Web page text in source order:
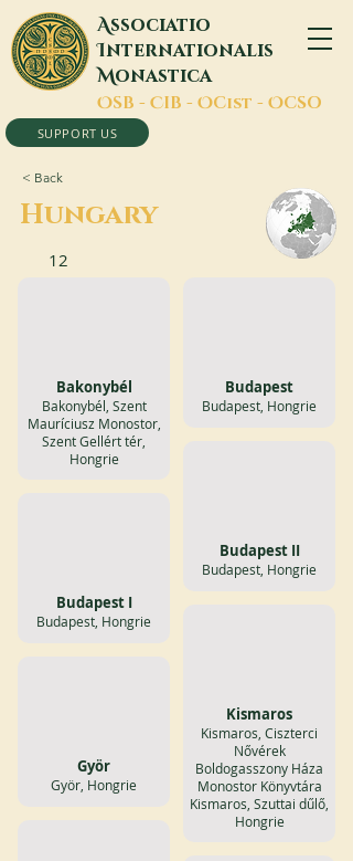
Associatio
Internationalis
Monastica
OSB - CIB - OCist - OCSO
SUPPORT US
< Back
Hungary
12
Bakonybél
Bakonybél, Szent
Mauríciusz Monostor,
Szent Gellért tér,
Hongrie
Budapest I
Budapest, Hongrie
Györ
Györ, Hongrie
Budapest
Budapest, Hongrie
Budapest II
Budapest, Hongrie
Kismaros
Kismaros, Ciszterci
Nővérek
Boldogasszony Háza
Monostor Könyvtára
Kismaros, Szuttai dűlő,
Hongrie